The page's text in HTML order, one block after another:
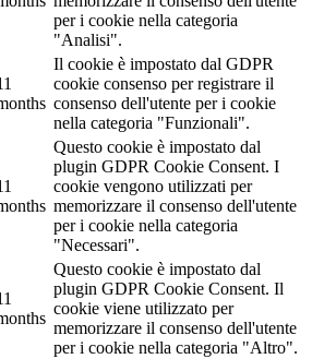
per i cookie nella categoria
"Analisi".
Il cookie è impostato dal GDPR
cookie consenso per registrare il
consenso dell'utente per i cookie
nella categoria "Funzionali".
Questo cookie è impostato dal
plugin GDPR Cookie Consent. I
cookie vengono utilizzati per
memorizzare il consenso dell'utente
per i cookie nella categoria
"Necessari".
Questo cookie è impostato dal
plugin GDPR Cookie Consent. Il
cookie viene utilizzato per
memorizzare il consenso dell'utente
per i cookie nella categoria "Altro".